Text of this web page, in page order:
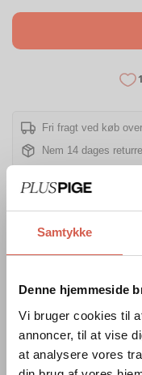
Samtykke
Denne hjemmeside
Vi bruger cookies til
annoncer, til at vise
at analysere vores
1
Fri fragt ved køb
Nem 14 dages
Beskrivelse
Struktur i stoffet
100% polyester
Få dit nye fund leveret
om DAO eller GLS
nærmeste pakkeshop
din arbejdsplads via